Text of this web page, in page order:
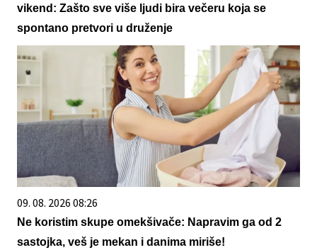
vikend: Zašto sve više ljudi bira večeru koja se
spontano pretvori u druženje
09. 08. 2026 08:26
Ne koristim skupe omekšivače: Napravim ga od 2
sastojka, veš je mekan i danima miriše!